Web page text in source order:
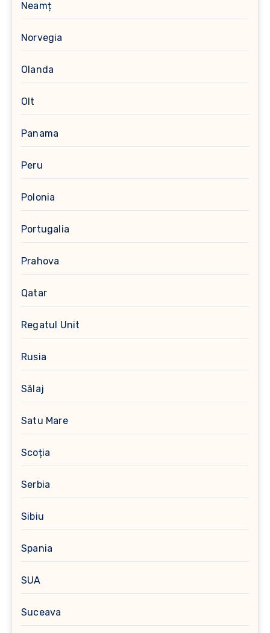
Neamț
Norvegia
Olanda
Olt
Panama
Peru
Polonia
Portugalia
Prahova
Qatar
Regatul Unit
Rusia
Sălaj
Satu Mare
Scoția
Serbia
Sibiu
Spania
SUA
Suceava